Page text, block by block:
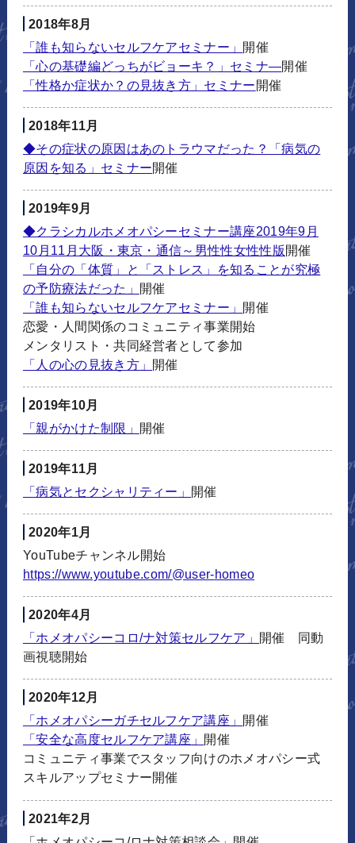
2018年8月
「誰も知らないセルフケアセミナー」 開催
「心の基礎編どっちがビョーキ？」セミナ―開催
「性格か症状か？の見抜き方」セミナー開催
2018年11月
◆その症状の原因はあのトラウマだった？「病気の
原因を知る」セミナー開催
2019年9月
◆クラシカルホメオパシーセミナー講座2019年9月
10月11月大阪・東京・通信～男性性女性性版開催
「自分の「体質」と「ストレス」を知ることが究極
の予防療法だった」 開催
「誰も知らないセルフケアセミナー」 開催
恋愛・人間関係のコミュニティ事業開始
メンタリスト・共同経営者として参加
「人の心の見抜き方」 開催
2019年10月
「親がかけた制限」 開催
2019年11月
「病気とセクシャリティー」 開催
2020年1月
YouTubeチャンネル開始
https://www.youtube.com/@user-homeo
2020年4月
「ホメオパシーコロ/ナ対策セルフケア」
開催 同動
画視聴開始
2020年12月
「ホメオパシーガチセルフケア講座」 開催
「安全な高度セルフケア講座」 開催
コミュニティ事業でスタッフ向けのホメオパシー式
スキルアップセミナー開催
2021年2月